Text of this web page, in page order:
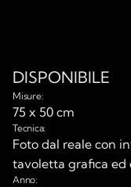
DISPONIBILE
Misure:
75 x 50 cm
Tecnica:
Foto dal reale con
tavoletta grafica ed
Anno: